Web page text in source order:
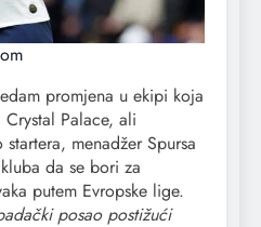
promjena u ekipi koja
Palace, ali
menadžer Spursa
da se bori za
putem Evropske lige.
posao postižući